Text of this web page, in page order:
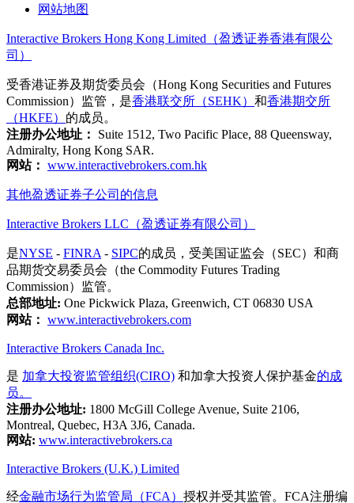
网站地图
Interactive Brokers Hong Kong Limited（盈透证券香港有限公
司）
受香港证券及期货委员会（Hong Kong Securities and Futures
Commission）监管，是香港联交所（SEHK） 和香港期交所
（HKFE） 的成员。
注册办公地址：
Suite 1512, Two Pacific Place, 88 Queensway,
Admiralty, Hong Kong SAR.
网站： www.interactivebrokers.com.hk
其他盈透证券子公司的信息
Interactive Brokers LLC（盈透证券有限公司）
是NYSE - FINRA - SIPC的成员，受美国证监会（SEC）和商
品期货交易委员会（the Commodity Futures Trading
Commission）监管。
总部地址: One Pickwick Plaza, Greenwich, CT 06830 USA
网站： www.interactivebrokers.com
Interactive Brokers Canada Inc.
是 加拿大投资监管组织(CIRO) 和加拿大投资人保护基金的成
员。
注册办公地址: 1800 McGill College Avenue, Suite 2106,
Montreal, Quebec, H3A 3J6, Canada.
网站: www.interactivebrokers.ca
Interactive Brokers (U.K.) Limited
经金融市场行为监管局（FCA） 授权并受其监管。FCA注册编